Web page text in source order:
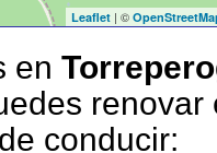
Leaflet | ©
en
renovar
conducir: